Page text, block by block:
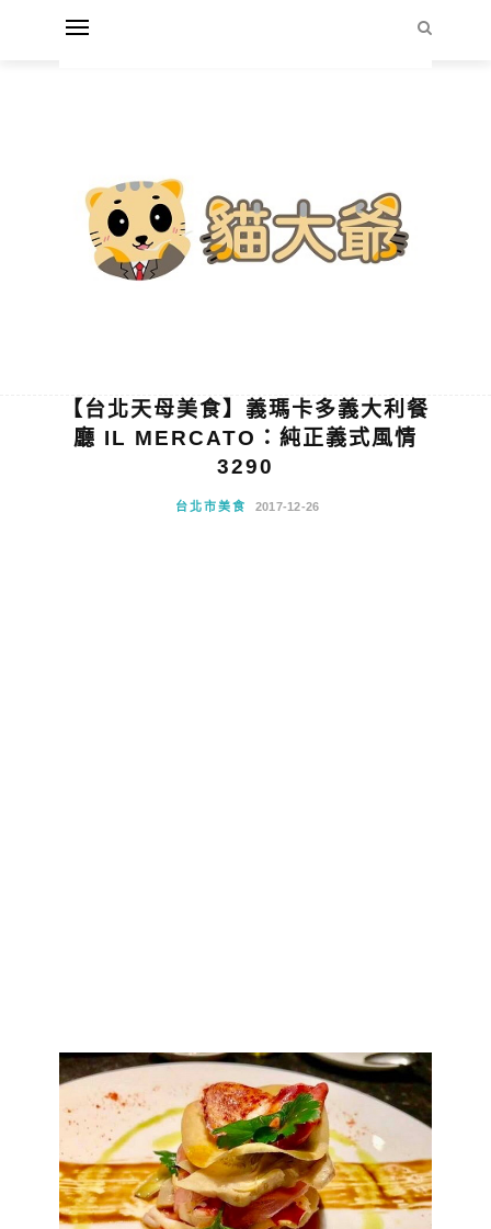
【台北天母美食】義瑪卡多義大利餐
廳 IL MERCATO：純正義式風情
3290
台北市美食 2017-12-26